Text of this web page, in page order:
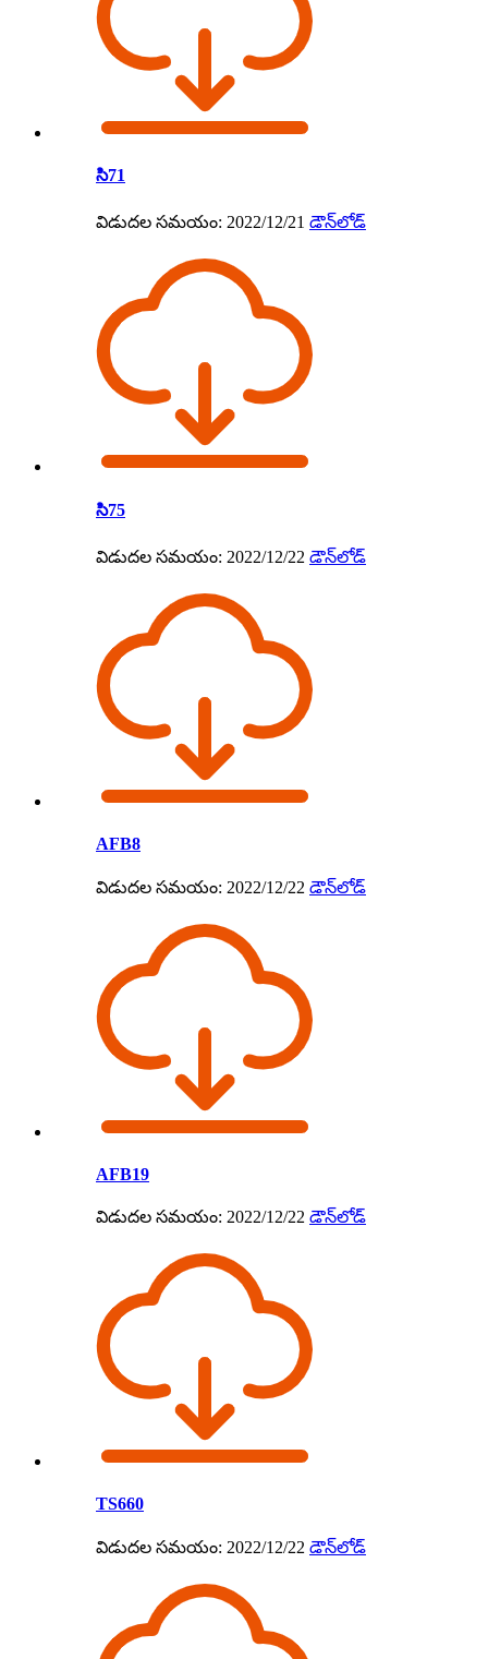
సి71
విడుదల సమయం: 2022/12/21 డౌన్‌లోడ్
సి75
విడుదల సమయం: 2022/12/22 డౌన్‌లోడ్
AFB8
విడుదల సమయం: 2022/12/22 డౌన్‌లోడ్
AFB19
విడుదల సమయం: 2022/12/22 డౌన్‌లోడ్
TS660
విడుదల సమయం: 2022/12/22 డౌన్‌లోడ్